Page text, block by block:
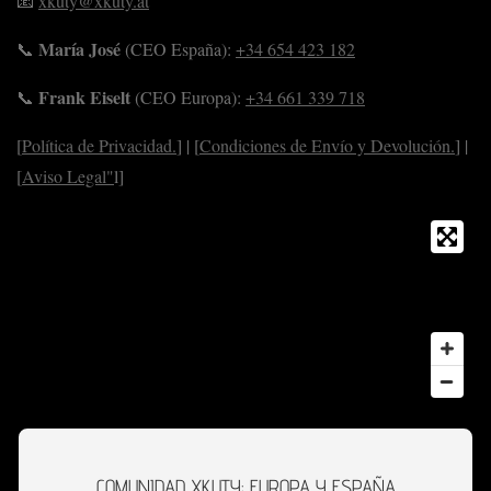
📞 María José (CEO España): +34 654 423 182
📞 Frank Eiselt (CEO Europa): +34 661 339 718
[Política de Privacidad.] | [Condiciones de Envío y Devolución.] |
[Aviso Legal"l]